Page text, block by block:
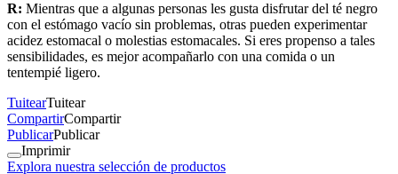
R: Mientras que a algunas personas les gusta disfrutar del té negro
con el estómago vacío sin problemas, otras pueden experimentar
acidez estomacal o molestias estomacales. Si eres propenso a tales
sensibilidades, es mejor acompañarlo con una comida o un
tentempié ligero.
TuitearTuitear
CompartirCompartir
PublicarPublicar
Imprimir
Explora nuestra selección de productos